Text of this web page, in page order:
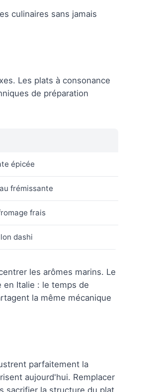
culinaires sans jamais
Les plats à consonance
de préparation
épicée
frémissante
frais
dashi
les arômes marins. Le
Italie : le temps de
la même mécanique
parfaitement la
aujourd'hui. Remplacer
sacrifier la structure du plat.